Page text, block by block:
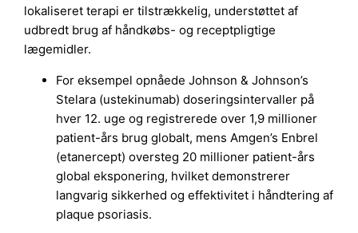
lokaliseret terapi er tilstrækkelig, understøttet af
udbredt brug af håndkøbs- og receptpligtige
lægemidler.
For eksempel opnåede Johnson & Johnson’s
Stelara (ustekinumab) doseringsintervaller på
hver 12. uge og registrerede over 1,9 millioner
patient-års brug globalt, mens Amgen’s Enbrel
(etanercept) oversteg 20 millioner patient-års
global eksponering, hvilket demonstrerer
langvarig sikkerhed og effektivitet i håndtering af
plaque psoriasis.